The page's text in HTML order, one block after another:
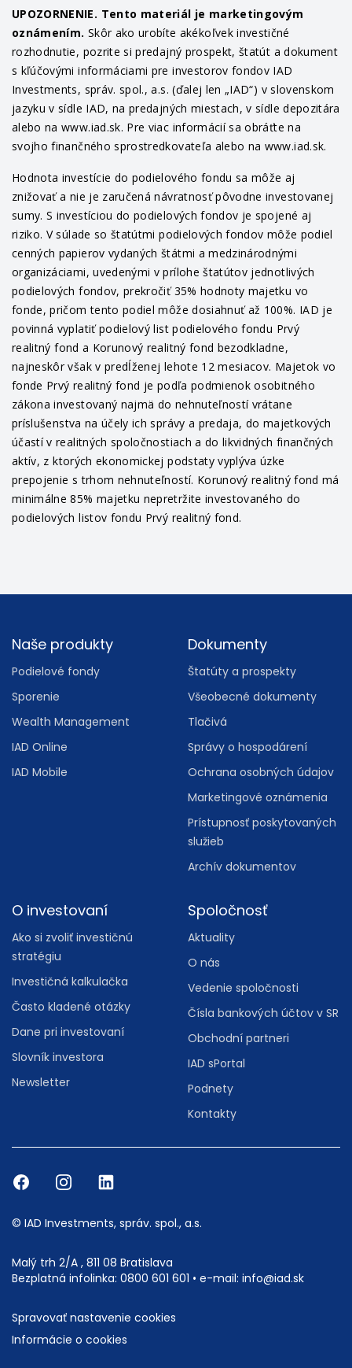
UPOZORNENIE. Tento materiál je marketingovým
oznámením. Skôr ako urobíte akékoľvek investičné
rozhodnutie, pozrite si predajný prospekt, štatút a dokument
s kľúčovými informáciami pre investorov fondov IAD
Investments, správ. spol., a.s. (ďalej len „IAD“) v slovenskom
jazyku v sídle IAD, na predajných miestach, v sídle depozitára
alebo na www.iad.sk. Pre viac informácií sa obráťte na
svojho finančného sprostredkovateľa alebo na www.iad.sk.
Hodnota investície do podielového fondu sa môže aj
znižovať a nie je zaručená návratnosť pôvodne investovanej
sumy. S investíciou do podielových fondov je spojené aj
riziko. V súlade so štatútmi podielových fondov môže podiel
cenných papierov vydaných štátmi a medzinárodnými
organizáciami, uvedenými v prílohe štatútov jednotlivých
podielových fondov, prekročiť 35% hodnoty majetku vo
fonde, pričom tento podiel môže dosiahnuť až 100%. IAD je
povinná vyplatiť podielový list podielového fondu Prvý
realitný fond a Korunový realitný fond bezodkladne,
najneskôr však v predĺženej lehote 12 mesiacov. Majetok vo
fonde Prvý realitný fond je podľa podmienok osobitného
zákona investovaný najmä do nehnuteľností vrátane
príslušenstva na účely ich správy a predaja, do majetkových
účastí v realitných spoločnostiach a do likvidných finančných
aktív, z ktorých ekonomickej podstaty vyplýva úzke
prepojenie s trhom nehnuteľností. Korunový realitný fond má
minimálne 85% majetku nepretržite investovaného do
podielových listov fondu Prvý realitný fond.
Footer
Naše produkty
Podielové fondy
Sporenie
Wealth Management
IAD Online
IAD Mobile
Dokumenty
Štatúty a prospekty
Všeobecné dokumenty
Tlačivá
Správy o hospodárení
Ochrana osobných údajov
Marketingové oznámenia
Prístupnosť poskytovaných
služieb
Archív dokumentov
O investovaní
Ako si zvoliť investičnú
stratégiu
Investičná kalkulačka
Často kladené otázky
Dane pri investovaní
Slovník investora
Newsletter
Spoločnosť
Aktuality
O nás
Vedenie spoločnosti
Čísla bankových účtov v SR
Obchodní partneri
IAD sPortal
Podnety
Kontakty
© IAD Investments, správ. spol., a.s.
Malý trh 2/A , 811 08 Bratislava
Bezplatná infolinka: 0800 601 601 • e-mail: info@iad.sk
Spravovať nastavenie cookies
Informácie o cookies